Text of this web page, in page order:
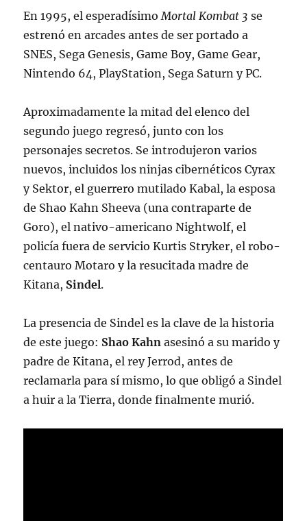
En 1995, el esperadísimo Mortal Kombat 3 se
estrenó en arcades antes de ser portado a
SNES, Sega Genesis, Game Boy, Game Gear,
Nintendo 64, PlayStation, Sega Saturn y PC.
Aproximadamente la mitad del elenco del
segundo juego regresó, junto con los
personajes secretos. Se introdujeron varios
nuevos, incluidos los ninjas cibernéticos Cyrax
y Sektor, el guerrero mutilado Kabal, la esposa
de Shao Kahn Sheeva (una contraparte de
Goro), el nativo-americano Nightwolf, el
policía fuera de servicio Kurtis Stryker, el robo-
centauro Motaro y la resucitada madre de
Kitana, Sindel.
La presencia de Sindel es la clave de la historia
de este juego: Shao Kahn asesinó a su marido y
padre de Kitana, el rey Jerrod, antes de
reclamarla para sí mismo, lo que obligó a Sindel
a huir a la Tierra, donde finalmente murió.